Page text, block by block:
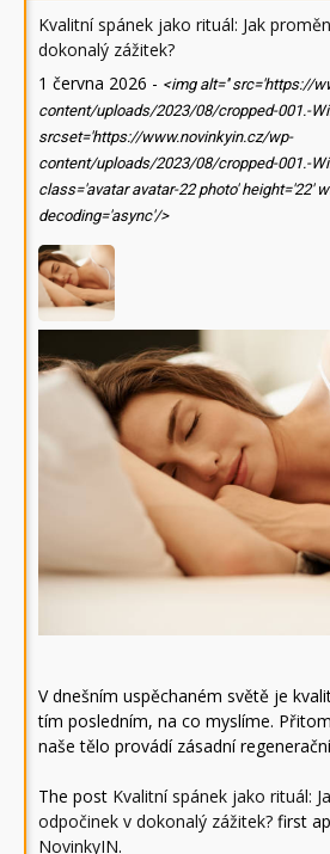
Kvalitní spánek jako rituál: Jak
dokonalý zážitek?
1 června 2026 - <img alt='' src='https://
content/uploads/2023/08/cropped-001.-
srcset='https://www.novinkyin.cz/wp-
content/uploads/2023/08/cropped-001.-
class='avatar avatar-22 photo' height='22'
decoding='async'/>
V dnešním uspěchaném světě je
tím posledním, na co myslíme.
naše tělo provádí zásadní
The post Kvalitní spánek jako rituál:
odpočinek v dokonalý zážitek? first
NovinkyIN.